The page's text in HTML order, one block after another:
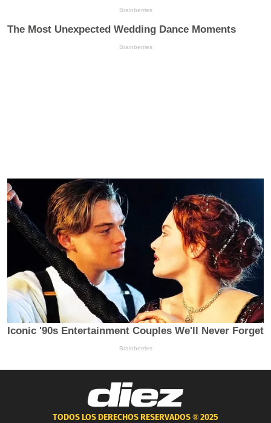
TODOS LOS DERECHOS RESERVADOS ®2025